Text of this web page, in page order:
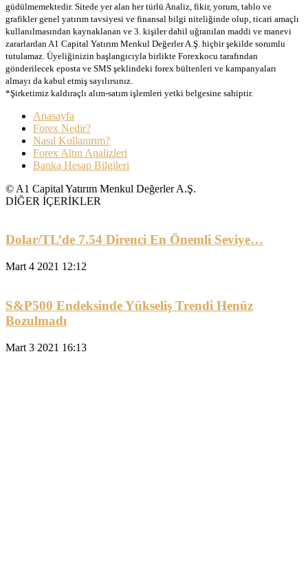
güdülmemektedir. Sitede yer alan her türlü Analiz, fikir, yorum, tablo ve
grafikler genel yatırım tavsiyesi ve finansal bilgi niteliğinde olup, ticari amaçlı
kullanılmasından kaynaklanan ve 3. kişiler dahil uğranılan maddi ve manevi
zararlardan A1 Capital Yatırım Menkul Değerler A.Ş. hiçbir şekilde sorumlu
tutulamaz. Üyeliğinizin başlangıcıyla birlikte Forexkocu tarafından
gönderilecek eposta ve SMS şeklindeki forex bültenleri ve kampanyaları
almayı da kabul etmiş sayılırsınız.
*Şirketimiz kaldıraçlı alım-satım işlemleri yetki belgesine sahiptir.
Anasayfa
Forex Nedir?
Nasıl Kullanırım?
Forex Altın Analizleri
Banka Hesap Bilgileri
© A1 Capital Yatırım Menkul Değerler A.Ş.
DİĞER İÇERİKLER
Dolar/TL’de 7.54 Direnci En Önemli Seviye…
Mart 4 2021 12:12
S&P500 Endeksinde Yükseliş Trendi Henüz
Bozulmadı
Mart 3 2021 16:13